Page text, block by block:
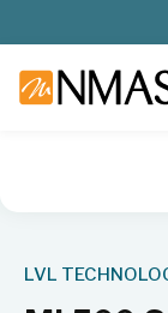
LVL